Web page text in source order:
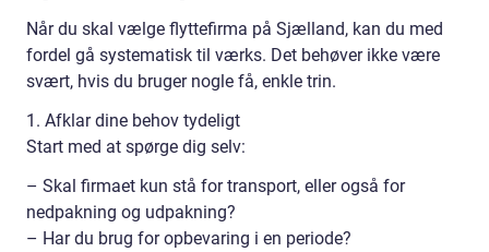
Når du skal vælge flyttefirma på Sjælland, kan du med
fordel gå systematisk til værks. Det behøver ikke være
svært, hvis du bruger nogle få, enkle trin.
1. Afklar dine behov tydeligt
Start med at spørge dig selv:
– Skal firmaet kun stå for transport, eller også for
nedpakning og udpakning?
– Har du brug for opbevaring i en periode?